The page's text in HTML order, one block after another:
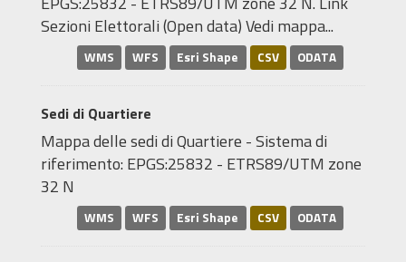
Sezioni Elettorali (Open data) Vedi mappa...
WMS WFS Esri Shape CSV ODATA
Sedi di Quartiere
Mappa delle sedi di Quartiere - Sistema di
riferimento: EPGS:25832 - ETRS89/UTM zone
32 N
WMS WFS Esri Shape CSV ODATA